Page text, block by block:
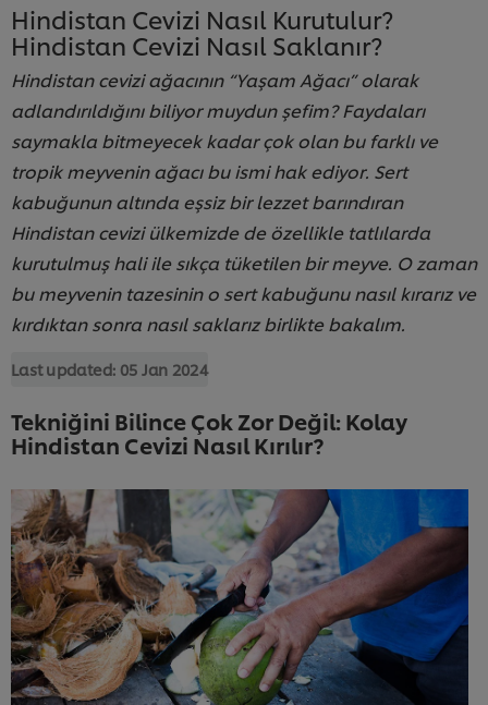
Hindistan Cevizi Nasıl Kurutulur?
Hindistan Cevizi Nasıl Saklanır?
Hindistan cevizi ağacının “Yaşam Ağacı” olarak
adlandırıldığını biliyor muydun şefim? Faydaları
saymakla bitmeyecek kadar çok olan bu farklı ve
tropik meyvenin ağacı bu ismi hak ediyor. Sert
kabuğunun altında eşsiz bir lezzet barındıran
Hindistan cevizi ülkemizde de özellikle tatlılarda
kurutulmuş hali ile sıkça tüketilen bir meyve. O zaman
bu meyvenin tazesinin o sert kabuğunu nasıl kırarız ve
kırdıktan sonra nasıl saklarız birlikte bakalım.
Last updated: 05 Jan 2024
Tekniğini Bilince Çok Zor Değil: Kolay
Hindistan Cevizi Nasıl Kırılır?